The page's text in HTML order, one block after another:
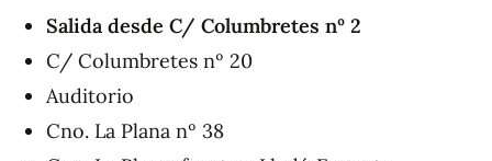
Salida desde C/ Columbretes nº 2
C/ Columbretes nº 20
Auditorio
Cno. La Plana nº 38